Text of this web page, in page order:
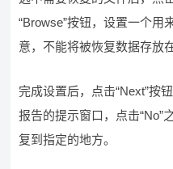
“Browse”按钮，设置一个用
意，不能将被恢复数据存放
完成设置后，点击“Next”按
报告的提示窗口，点击“No”
复到指定的地方。